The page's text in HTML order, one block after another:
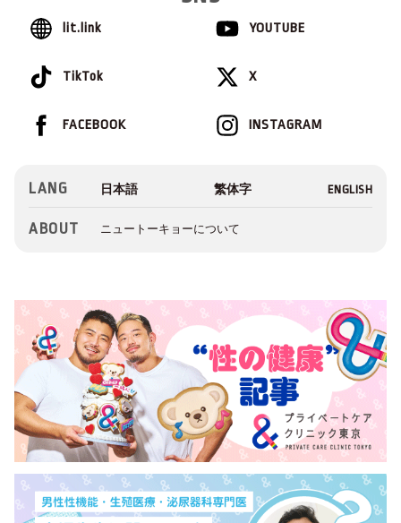
lit.link YOUTUBE
TikTok X
INSTAGRAM
FACEBOOK
LANG
ABOUT ニュートーキョーについて